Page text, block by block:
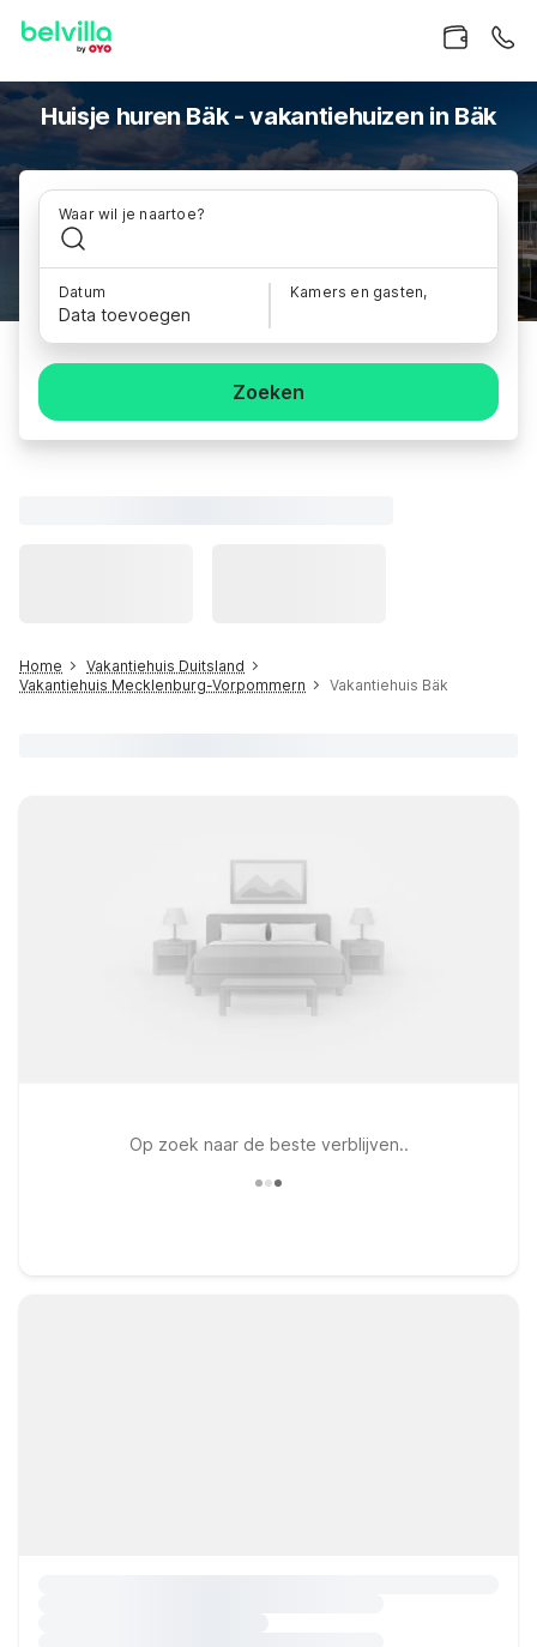
Huisje huren Bäk - vakantiehuizen in Bäk
Waar wil je naartoe?
Datum
Data toevoegen
Kamers en gasten,
Zoeken
Home
Vakantiehuis Duitsland
Vakantiehuis Mecklenburg-Vorpommern
Vakantiehuis Bäk
Op zoek naar de beste verblijven..